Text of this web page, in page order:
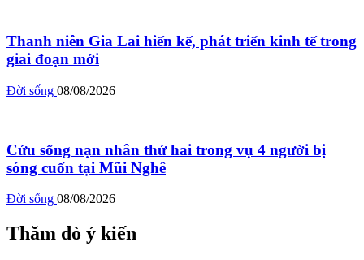
Thanh niên Gia Lai hiến kế, phát triển kinh tế trong
giai đoạn mới
Đời sống 08/08/2026
Cứu sống nạn nhân thứ hai trong vụ 4 người bị
sóng cuốn tại Mũi Nghê
Đời sống 08/08/2026
Thăm dò ý kiến